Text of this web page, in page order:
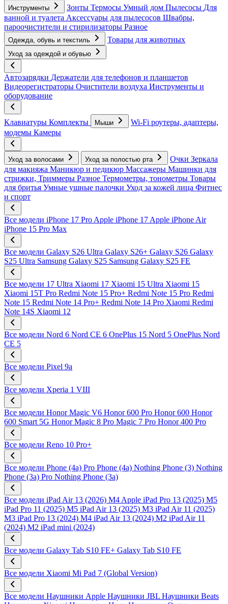
Инструменты Зонты Термосы Умный дом Пылесосы Для
ванной и туалета Аксессуары для пылесосов Швабры,
пароочистители и стирилизаторы Разное
Одежда, обувь и текстиль Товары для животных
Уход за одеждой и обувью
Автозарядки Держатели для телефонов и планшетов
Видеорегистраторы Очистители воздуха Инструменты и
оборудование
Клавиатуры Комплекты Мыши
Wi-Fi роутеры, адаптеры,
модемы Камеры
Уход за волосами Уход за полостью рта Очки Зеркала
для макияжа Маникюр и педикюр Массажеры Машинки для
стрижки, Триммеры Разное Термометры, тонометры Товары
для бритья Умные ушные палочки Уход за кожей лица Фитнес
и спорт
Все модели iPhone 17 Pro Apple iPhone 17 Apple iPhone Air
iPhone 15 Pro Max
Все модели Galaxy S26 Ultra Galaxy S26+ Galaxy S26 Galaxy
S25 Ultra Samsung Galaxy S25 Samsung Galaxy S25 FE
Все модели 17 Ultra Xiaomi 17 Xiaomi 15 Ultra Xiaomi 15
Xiaomi 15T Pro Redmi Note 15 Pro+ Redmi Note 15 Pro Redmi
Note 15 Redmi Note 14 Pro+ Redmi Note 14 Pro Xiaomi Redmi
Note 14S Xiaomi 12
Все модели Nord 6 Nord CE 6 OnePlus 15 Nord 5 OnePlus Nord
CE 5
Все модели Pixel 9a
Все модели Xperia 1 VIII
Все модели Honor Magic V6 Honor 600 Pro Honor 600 Honor
600 Smart 5G Honor Magic 8 Pro Magic 7 Pro Honor 400 Pro
Все модели Reno 10 Pro+
Все модели Phone (4a) Pro Phone (4a) Nothing Phone (3) Nothing
Phone (3a) Pro Nothing Phone (3a)
Все модели iPad Air 13 (2026) M4 Apple iPad Pro 13 (2025) M5
iPad Pro 11 (2025) M5 iPad Air 13 (2025) M3 iPad Air 11 (2025)
M3 iPad Pro 13 (2024) M4 iPad Air 13 (2024) M2 iPad Air 11
(2024) M2 iPad mini (2024)
Все модели Galaxy Tab S10 FE+ Galaxy Tab S10 FE
Все модели Xiaomi Mi Pad 7 (Global Version)
Все модели Наушники Apple Наушники JBL Наушники Beats